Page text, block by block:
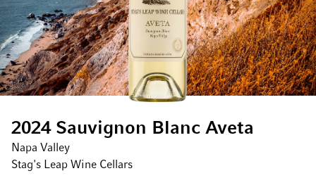
2024 Sauvignon Blanc Aveta
Napa Valley
Stag's Leap Wine Cellars